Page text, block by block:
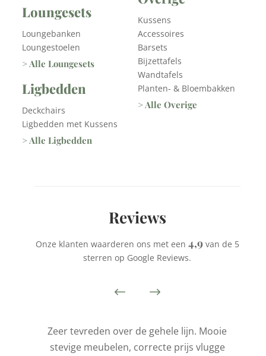
Loungesets
Loungebanken
Loungestoelen
> Alle Loungesets
Ligbedden
Deckchairs
Ligbedden met Kussens
> Alle Ligbedden
Kussens
Accessoires
Barsets
Bijzettafels
Wandtafels
Planten- & Bloembakken
> Alle Overige
Reviews
Onze klanten waarderen ons met een 4,9van de 5
sterren op Google Reviews.
Zeer tevreden over de gehele lijn. Mooie
stevige meubelen, correcte prijs vlugge